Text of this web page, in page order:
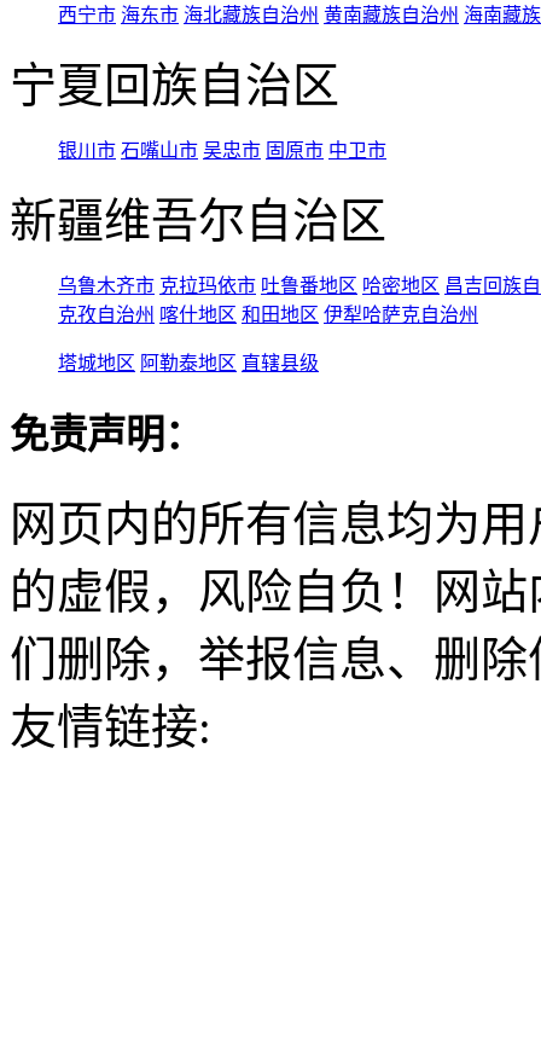
西宁市 海东市 海北藏族自治州 黄南藏族自治州 海南藏
宁夏回族自治区
银川市 石嘴山市 吴忠市 固原市 中卫市
新疆维吾尔自治区
乌鲁木齐市 克拉玛依市 吐鲁番地区 哈密地区 昌吉回族
克孜自治州 喀什地区 和田地区 伊犁哈萨克自治州
塔城地区 阿勒泰地区 直辖县级
免责声明：
网页内的所有信息均为
的虚假，风险自负！网
们删除，举报信息、删
友情链接: